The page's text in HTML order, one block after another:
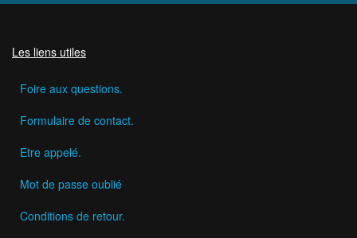
Les liens utiles
Foire aux questions.
Formulaire de contact.
Etre appelé.
Mot de passe oublié
Conditions de retour.